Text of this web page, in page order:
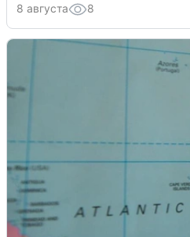
8 августа 8